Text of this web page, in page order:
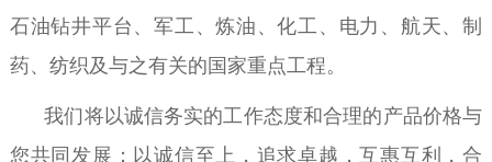
石油钻井平台、军工、炼油、化工、电力、航天、制
药、纺织及与之有关的国家重点工程。
我们将以诚信务实的工作态度和合理的产品价格与
您共同发展；以诚信至上，追求卓越，互惠互利，合